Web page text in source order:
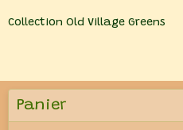
Collection Old Village Greens
Panier